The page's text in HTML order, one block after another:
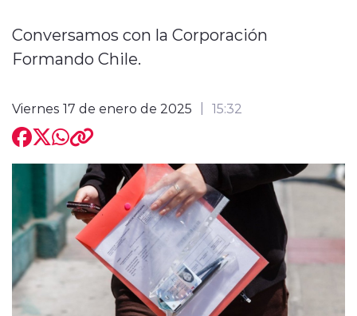
Conversamos con la Corporación
Formando Chile.
Viernes 17 de enero de 2025 15:32